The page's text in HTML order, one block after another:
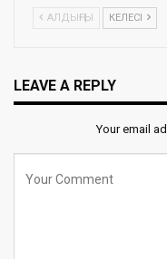
АЛДЫҢҒЫ КЕЛЕСІ
LEAVE A REPLY
Your email